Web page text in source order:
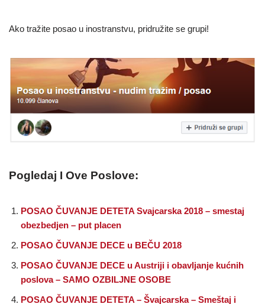
Ako tražite posao u inostranstvu, pridružite se grupi!
Pogledaj I Ove Poslove:
POSAO ČUVANJE DETETA Svajcarska 2018 – smestaj
obezbedjen – put placen
POSAO ČUVANJE DECE u BEČU 2018
POSAO ČUVANJE DECE u Austriji i obavljanje kućnih
poslova – SAMO OZBILJNE OSOBE
POSAO ČUVANJE DETETA – Švajcarska – Smeštaj i